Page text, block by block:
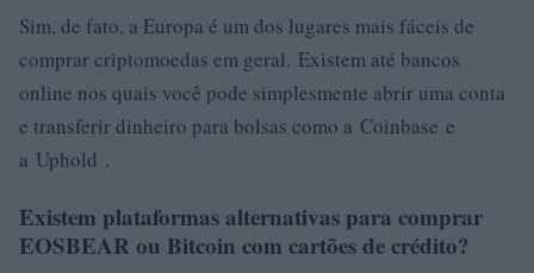
Sim, de fato, a Europa é um dos lugares mais fáceis de
comprar criptomoedas em geral. Existem até bancos
online nos quais você pode simplesmente abrir uma conta
e transferir dinheiro para bolsas como a Coinbase e
a Uphold .
Existem plataformas alternativas para comprar
EOSBEAR ou Bitcoin com cartões de crédito?